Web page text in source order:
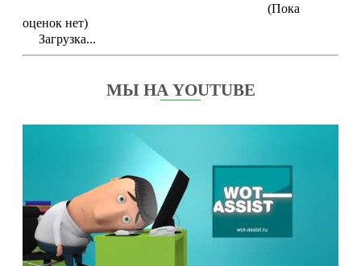
(Пока
оценок нет)
Загрузка...
МЫ НА YOUTUBE